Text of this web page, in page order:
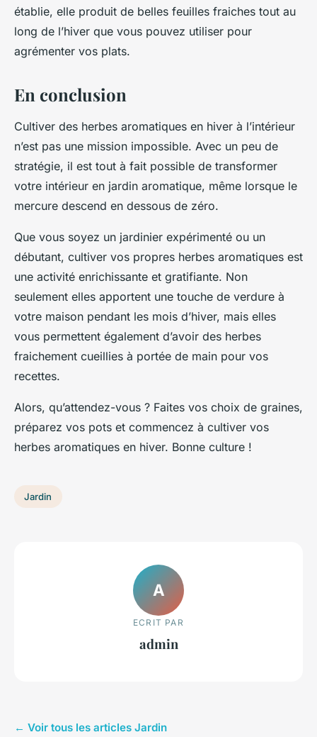
établie, elle produit de belles feuilles fraiches tout au
long de l’hiver que vous pouvez utiliser pour
agrémenter vos plats.
En conclusion
Cultiver des herbes aromatiques en hiver à l’intérieur
n’est pas une mission impossible. Avec un peu de
stratégie, il est tout à fait possible de transformer
votre intérieur en jardin aromatique, même lorsque le
mercure descend en dessous de zéro.
Que vous soyez un jardinier expérimenté ou un
débutant, cultiver vos propres herbes aromatiques est
une activité enrichissante et gratifiante. Non
seulement elles apportent une touche de verdure à
votre maison pendant les mois d’hiver, mais elles
vous permettent également d’avoir des herbes
fraichement cueillies à portée de main pour vos
recettes.
Alors, qu’attendez-vous ? Faites vos choix de graines,
préparez vos pots et commencez à cultiver vos
herbes aromatiques en hiver. Bonne culture !
Jardin
A
ECRIT PAR
admin
← Voir tous les articles Jardin